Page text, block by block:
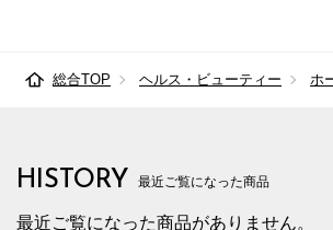
総合TOP ヘルス・ビューティー ホ
HISTORY 最近ご覧になった商品
最近ご覧になった商品がありません。